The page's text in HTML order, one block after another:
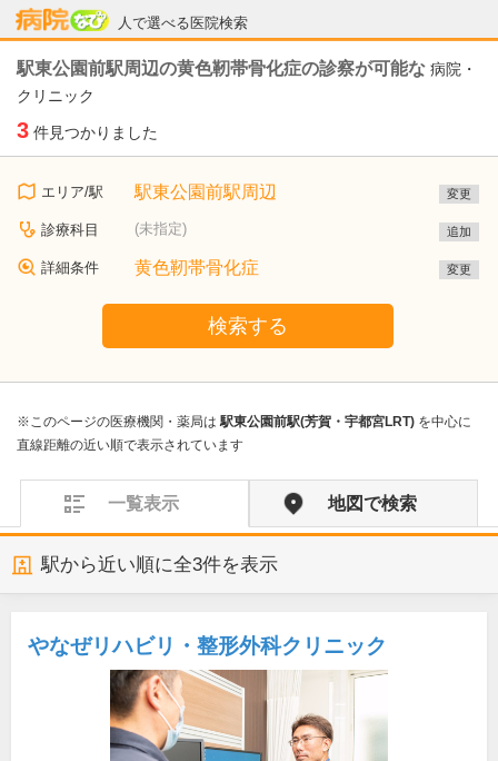
人で選べる医院検索
病院なび
駅東公園前駅周辺の黄色靭帯骨化症の診察が可能な 病院・
クリニック
3 件見つかりました
エリア/駅 駅東公園前駅周辺 変更
診療科目 (未指定) 追加
詳細条件 黄色靭帯骨化症 変更
検索する
※このページの医療機関・薬局は駅東公園前駅(芳賀・宇都宮LRT) を中心に
直線距離の近い順で表示されています
一覧表示 地図で検索
駅から近い順に全3件を表示
やなぜリハビリ・整形外科クリニック